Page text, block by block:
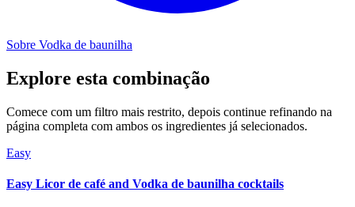
Sobre Vodka de baunilha
Explore esta combinação
Comece com um filtro mais restrito, depois continue refinando na
página completa com ambos os ingredientes já selecionados.
Easy
Easy Licor de café and Vodka de baunilha cocktails